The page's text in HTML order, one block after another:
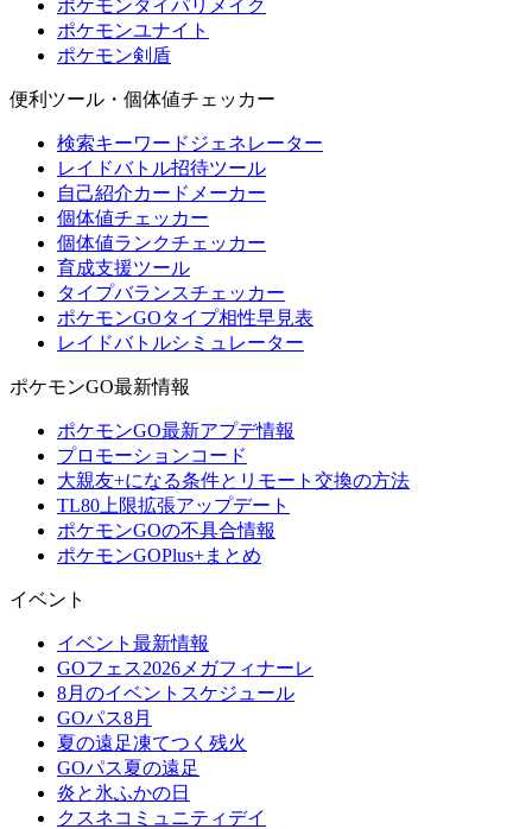
ポケモンダイパリメイク
ポケモンユナイト
ポケモン剣盾
便利ツール・個体値チェッカー
検索キーワードジェネレーター
レイドバトル招待ツール
自己紹介カードメーカー
個体値チェッカー
個体値ランクチェッカー
育成支援ツール
タイプバランスチェッカー
ポケモンGOタイプ相性早見表
レイドバトルシミュレーター
ポケモンGO最新情報
ポケモンGO最新アプデ情報
プロモーションコード
大親友+になる条件とリモート交換の方法
TL80上限拡張アップデート
ポケモンGOの不具合情報
ポケモンGOPlus+まとめ
イベント
イベント最新情報
GOフェス2026メガフィナーレ
8月のイベントスケジュール
GOパス8月
夏の遠足凍てつく残火
GOパス夏の遠足
炎と氷ふかの日
クスネコミュニティデイ